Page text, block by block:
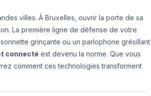
villes. À Bruxelles, ouvrir la porte de sa
La première ligne de défense de votre
grinçante ou un parlophone grésillant
connecté est devenu la norme. Que vous
comment ces technologies transforment